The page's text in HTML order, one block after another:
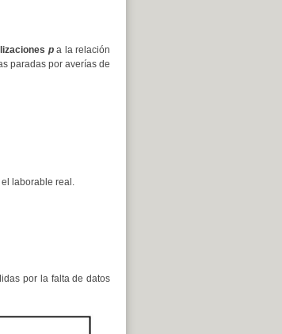
pa la relación
paradas por averías de
laborable real.
por la falta de datos